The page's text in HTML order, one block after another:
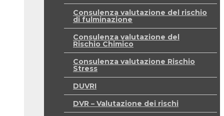
Consulenza valutazione del rischio
di fulminazione
Consulenza valutazione del
Rischio Chimico
Consulenza valutazione Rischio
Stress
DUVRI
DVR – Valutazione dei rischi